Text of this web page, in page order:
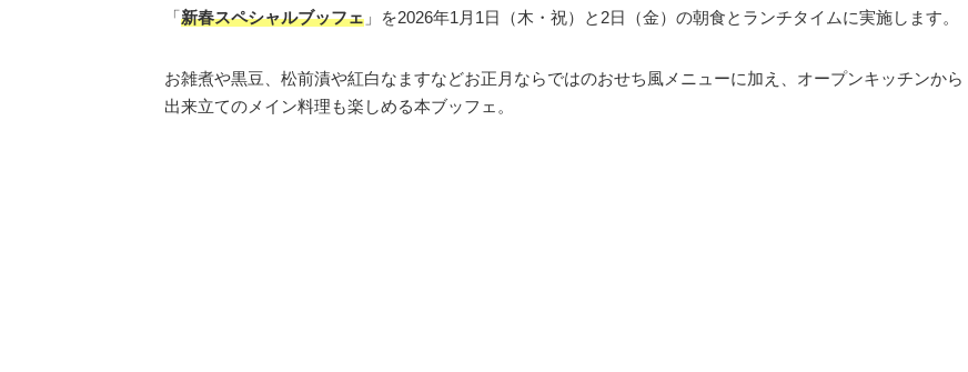
「新春スペシャルブッフェ 」を2026年1月1日（木・祝）と2日（金）の朝食とランチタイムに実施します。
お雑煮や黒豆、松前漬や紅白なますなどお正月ならではのおせち風メニューに加え、オープンキッチンから
出来立てのメイン料理も楽しめる本ブッフェ。